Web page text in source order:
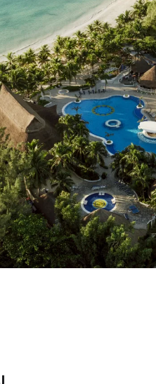
Iniciar sesión solo
cuenta?
Crear una
beneficios de formar
precio garantizado
gratuita